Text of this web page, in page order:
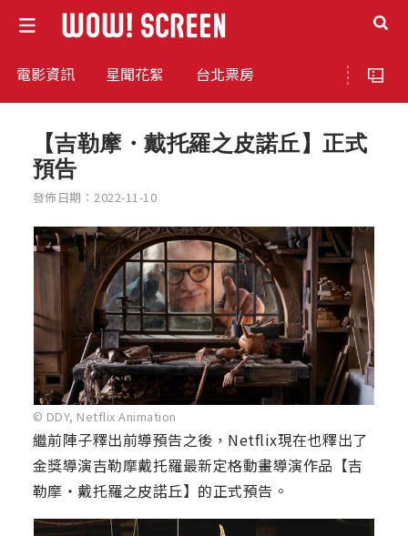
電影資訊 星聞花絮 台北票房
【吉勒摩・戴托羅之皮諾丘】正式
預告
發佈日期：2022-11-10
© DDY, Netflix Animation
繼前陣子釋出前導預告之後，Netflix現在也釋出了
金獎導演吉勒摩戴托羅最新定格動畫導演作品【吉
勒摩・戴托羅之皮諾丘】的正式預告。